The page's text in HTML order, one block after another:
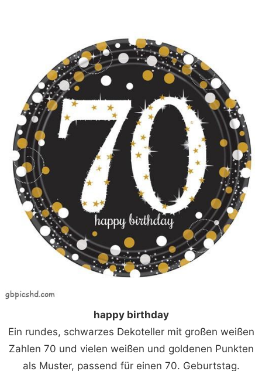
happy birthday
Ein rundes, schwarzes Dekoteller mit großen weißen
Zahlen 70 und vielen weißen und goldenen Punkten
als Muster, passend für einen 70. Geburtstag.